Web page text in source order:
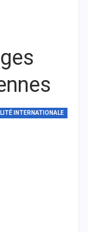
INTERNATIONALE